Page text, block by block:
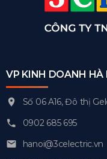
VP KINH DOANH HÀ
Số 06 A16, Đô thị
0902 685 695
hanoi@3celectric.vn